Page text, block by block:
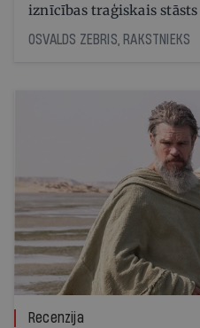
iznīcības traģiskais stāsts
OSVALDS ZEBRIS, RAKSTNIEKS
Recenzija